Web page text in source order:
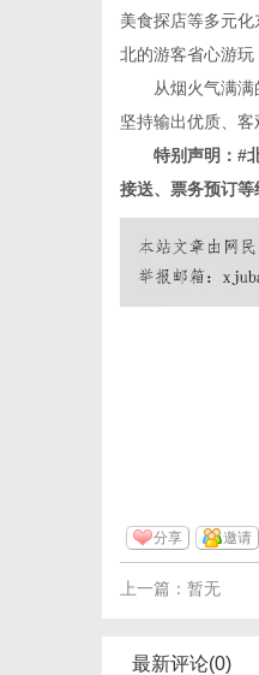
美食探店等多元
北的游客省心游玩
从烟火气满满的
坚持输出优质、
特别声明：#北
接送、票务预订等
分享 邀请
上一篇：暂无
最新评论(0)